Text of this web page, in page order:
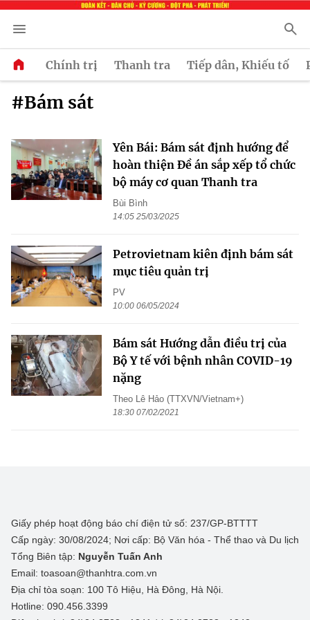
Chính trị Thanh tra Tiếp dân, Khiếu tố
#Bám sát
Yên Bái: Bám sát định hướng để
hoàn thiện Đề án sắp xếp tổ chức
bộ máy cơ quan Thanh tra
Bùi Bình
14:05 25/03/2025
Petrovietnam kiên định bám sát
mục tiêu quản trị
PV
10:00 06/05/2024
Bám sát Hướng dẫn điều trị của
Bộ Y tế với bệnh nhân COVID-19
nặng
Theo Lê Hảo (TTXVN/Vietnam+)
18:30 07/02/2021
Giấy phép hoạt động báo chí điện tử số: 237/GP-BTTTT
Cấp ngày: 30/08/2024; Nơi cấp: Bộ Văn hóa - Thể thao và Du lịch
Tổng Biên tập: Nguyễn Tuấn Anh
Email: toasoan@thanhtra.com.vn
Địa chỉ tòa soạn: 100 Tô Hiệu, Hà Đông, Hà Nội.
Hotline: 090.456.3399